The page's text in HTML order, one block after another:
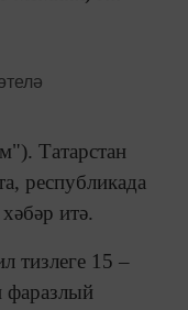
Татарстан
республикада
итә.
тизлеге 15 –
фаразлый